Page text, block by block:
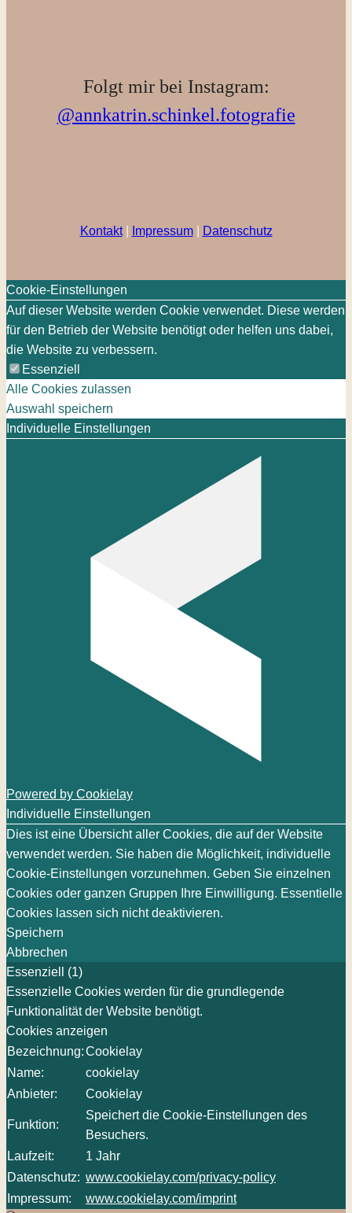
Folgt mir bei Instagram:
@annkatrin.schinkel.fotografie
Kontakt| Impressum| Datenschutz
Cookie-Einstellungen
Auf dieser Website werden Cookie verwendet. Diese werden
für den Betrieb der Website benötigt oder helfen uns dabei,
die Website zu verbessern.
Essenziell
Alle Cookies zulassen
Auswahl speichern
Individuelle Einstellungen
Powered by Cookielay
Individuelle Einstellungen
Dies ist eine Übersicht aller Cookies, die auf der Website
verwendet werden. Sie haben die Möglichkeit, individuelle
Cookie-Einstellungen vorzunehmen. Geben Sie einzelnen
Cookies oder ganzen Gruppen Ihre Einwilligung. Essentielle
Cookies lassen sich nicht deaktivieren.
Speichern
Abbrechen
Essenziell (1)
Essenzielle Cookies werden für die grundlegende
Funktionalität der Website benötigt.
Cookies anzeigen
Bezeichnung:Cookielay
Name:
cookielay
Anbieter:
Cookielay
Funktion:
Speichert die Cookie-Einstellungen des
Besuchers.
Laufzeit:
1 Jahr
Datenschutz: www.cookielay.com/privacy-policy
Impressum:
www.cookielay.com/imprint